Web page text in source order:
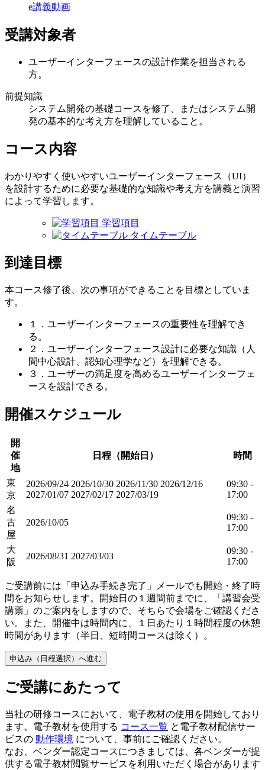
e講義動画
受講対象者
ユーザーインターフェースの設計作業を担当される
方。
前提知識
システム開発の基礎コースを修了、またはシステム開
発の基本的な考え方を理解していること。
コース内容
わかりやすく使いやすいユーザーインターフェース（UI）
を設計するために必要な基礎的な知識や考え方を講義と演習
によって学習します。
学習項目
タイムテーブル
到達目標
本コース修了後、次の事項ができることを目標としていま
す。
１．ユーザーインターフェースの重要性を理解でき
る。
２．ユーザーインターフェース設計に必要な知識（人
間中心設計、認知心理学など）を理解できる。
３．ユーザーの満足度を高めるユーザーインターフェ
ースを設計できる。
開催スケジュール
開
催
地
日程（開始日） 時間
東
京
2026/09/24 2026/10/30 2026/11/30 2026/12/16
2027/01/07 2027/02/17 2027/03/19
09:30 -
17:00
名
古
屋
2026/10/05
09:30 -
17:00
大
阪
2026/08/31 2027/03/03
09:30 -
17:00
ご受講前には「申込み手続き完了」メールでも開始・終了時
間をお知らせします。開始日の１週間前までに、「講習会受
講票」のご案内をしますので、そちらで会場をご確認くださ
い。また、開催中は時間内に、１日あたり１時間程度の休憩
時間があります（半日、短時間コースは除く）。
申込み（日程選択）へ進む
ご受講にあたって
当社の研修コースにおいて、電子教材の使用を開始しており
ます。電子教材を使用する コース一覧 と電子教材配信サー
ビスの 動作環境 について、事前にご確認ください。
なお、ベンダー認定コースにつきましては、各ベンダーが提
供する電子教材閲覧サービスを利用いただく場合があります